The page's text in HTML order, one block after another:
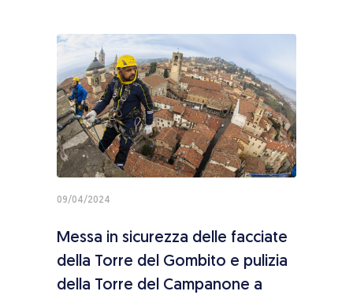
09/04/2024
Messa in sicurezza delle facciate
della Torre del Gombito e pulizia
della Torre del Campanone a